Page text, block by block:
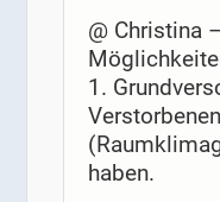
@ Christina
1.
haben.